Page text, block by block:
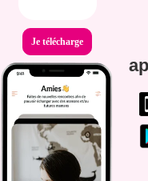
Je télécharge